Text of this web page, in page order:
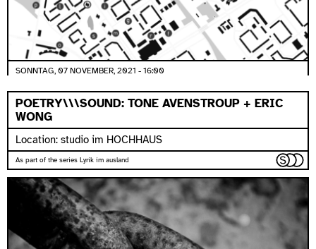
SONNTAG, 07 NOVEMBER, 2021 - 16:00
POETRY\\\SOUND: TONE AVENSTROUP + ERIC
WONG
Location: studio im HOCHHAUS
As part of the series Lyrik im ausland